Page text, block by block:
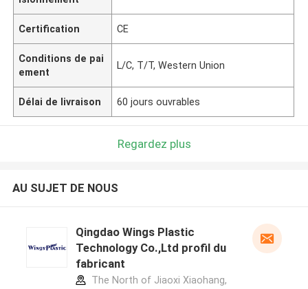
Certification CE
Conditions de pai
ement
L/C, T/T, Western Union
Délai de livraison 60 jours ouvrables
Regardez plus
AU SUJET DE NOUS
Qingdao Wings Plastic
Technology Co.,Ltd profil du
fabricant
The North of Jiaoxi Xiaohang,